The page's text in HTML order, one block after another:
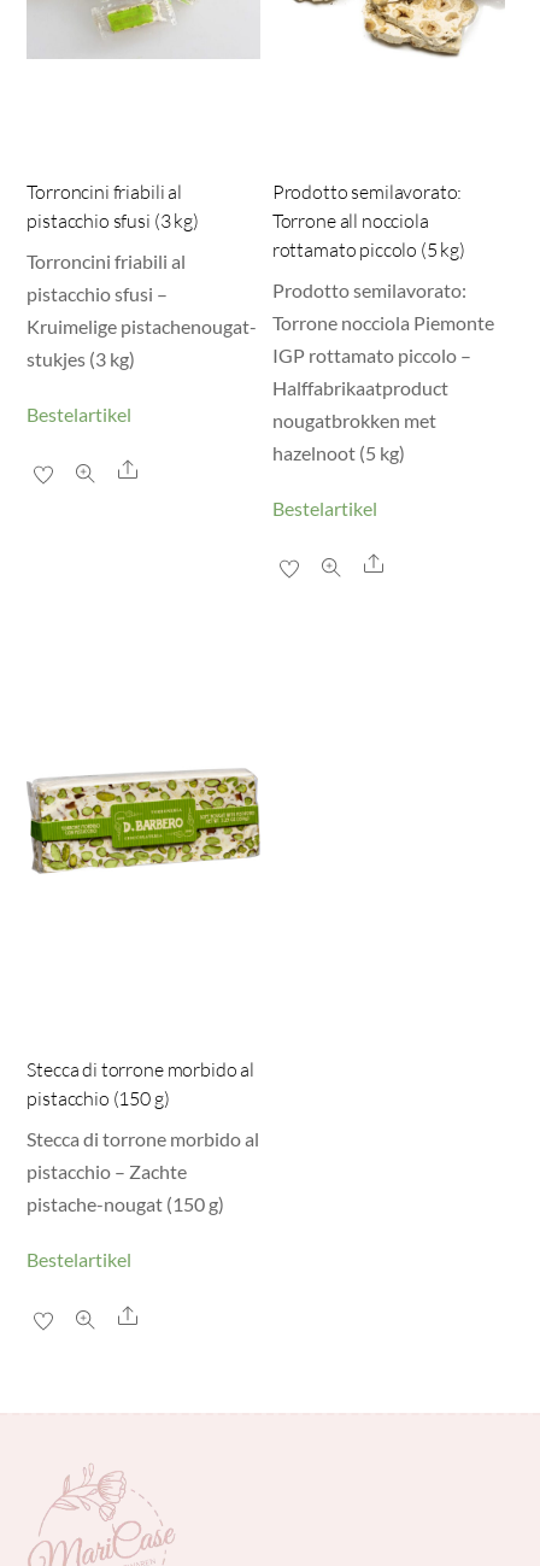
Torroncini friabili al
pistacchio sfusi (3 kg)
Torroncini friabili al
pistacchio sfusi –
Kruimelige pistachenougat-
stukjes (3 kg)
Bestelartikel
Share
Prodotto semilavorato:
Torrone all nocciola
rottamato piccolo (5 kg)
Prodotto semilavorato:
Torrone nocciola Piemonte
IGP rottamato piccolo –
Halffabrikaatproduct
nougatbrokken met
hazelnoot (5 kg)
Bestelartikel
Share
Stecca di torrone morbido al
pistacchio (150 g)
Stecca di torrone morbido al
pistacchio – Zachte
pistache-nougat (150 g)
Bestelartikel
Share